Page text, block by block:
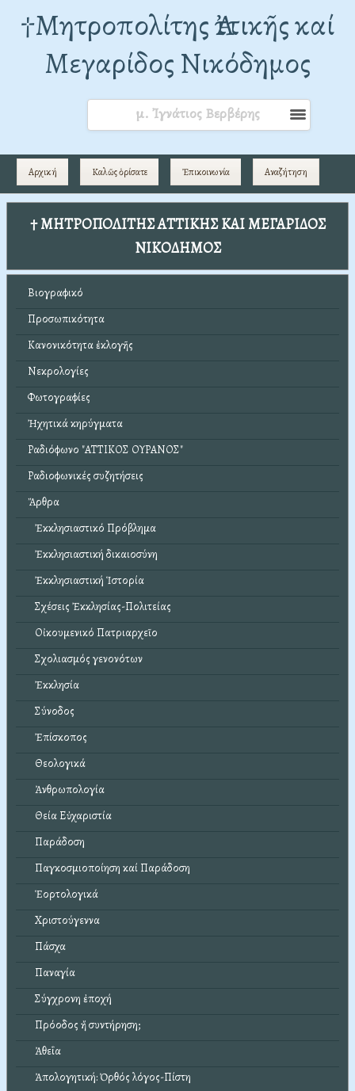
†Mητροπολίτης Ἀττικῆς καί
Μεγαρίδος Νικόδημος
μ. Ἰγνάτιος Βερβέρης
Αρχική Καλῶς ὁρίσατε Ἐπικοινωνία Αναζήτηση
† ΜΗΤΡΟΠΟΛΙΤΗΣ ΑΤΤΙΚΗΣ ΚΑΙ ΜΕΓΑΡΙΔΟΣ
ΝΙΚΟΔΗΜΟΣ
Βιογραφικό
Προσωπικότητα
Κανονικότητα ἐκλογῆς
Νεκρολογίες
Φωτογραφίες
Ἠχητικά κηρύγματα
Ραδιόφωνο "ΑΤΤΙΚΟΣ ΟΥΡΑΝΟΣ"
Ραδιοφωνικές συζητήσεις
Ἄρθρα
Ἐκκλησιαστικό Πρόβλημα
Ἐκκλησιαστική δικαιοσύνη
Ἐκκλησιαστική Ἱστορία
Σχέσεις Ἐκκλησίας-Πολιτείας
Οἰκουμενικό Πατριαρχεῖο
Σχολιασμός γενονότων
Ἐκκλησία
Σύνοδος
Ἐπίσκοπος
Θεολογικά
Ἀνθρωπολογία
Θεία Εὐχαριστία
Παράδοση
Παγκοσμιοποίηση καί Παράδοση
Ἑορτολογικά
Χριστούγεννα
Πάσχα
Παναγία
Σύγχρονη ἐποχή
Πρόοδος ἤ συντήρηση;
Ἀθεΐα
Ἀπολογητική: Ὀρθός λόγος-Πίστη